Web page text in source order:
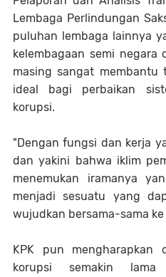
Lembaga Perlindungan
puluhan lembaga lainnya
kelembagaan semi negara
masing sangat membantu
ideal bagi perbaikan
korupsi.
"Dengan fungsi dan kerja
dan yakini bahwa iklim
menemukan iramanya
menjadi sesuatu yang
wujudkan bersama-sama
KPK pun mengharapkan
korupsi semakin lama